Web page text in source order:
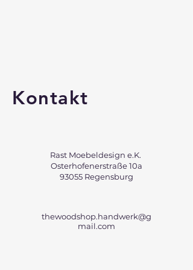
Kontakt
Rast Moebeldesign e.K.
Osterhofenerstraße 10a
93055 Regensburg
thewoodshop.handwerk@g
mail.com